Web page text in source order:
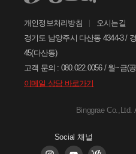
1:1 문의하기
개인정보처리방침
오시는길
경기도 남양주시 다산동 4344-3 /
45(다산동)
고객 문의 : 080.022.0056 / 월~금(
이메일 상담 바로가기
Binggrae Co.,Ltd.
Social 채널